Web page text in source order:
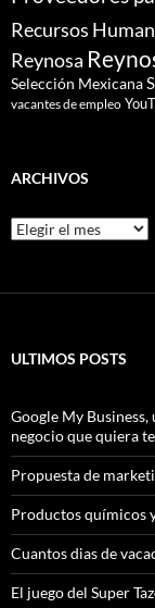
Recursos
Reynosa
Selección Mexicana
vacantes de empleo
ARCHIVOS
Archivos
ULTIMOS POSTS
Google My
negocio que quiera
Propuesta de
Productos químicos
Cuantos dias de
El juego del Super